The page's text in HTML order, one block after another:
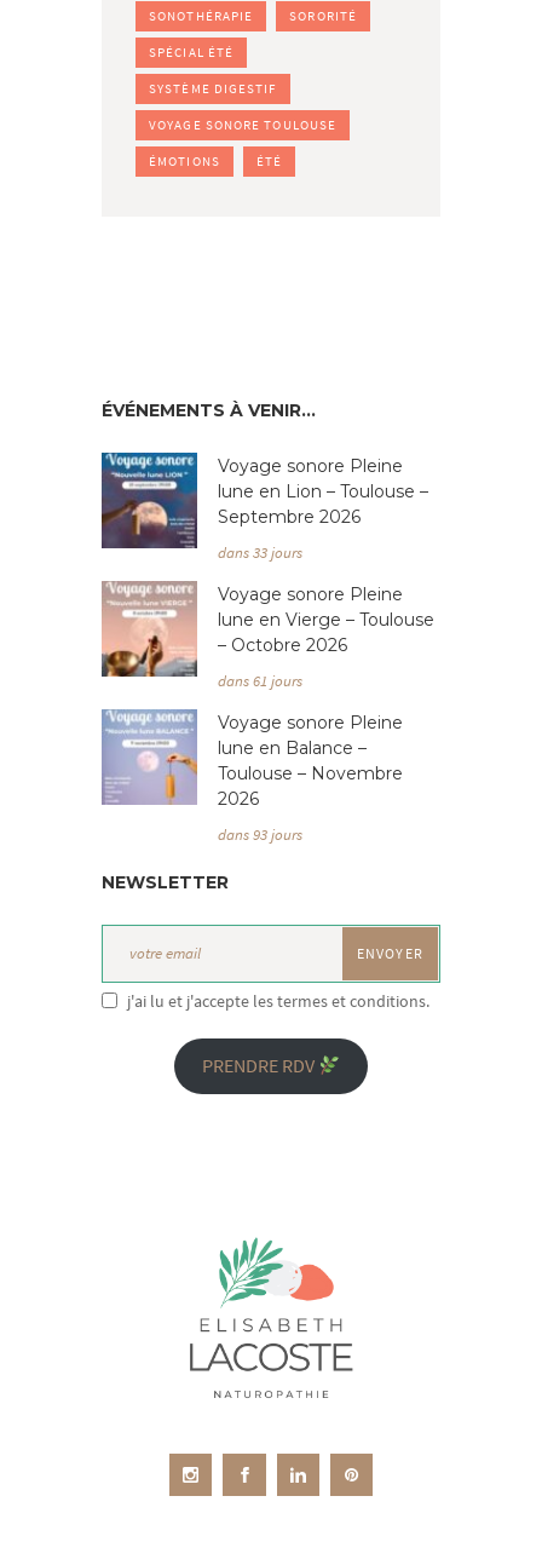
SONOTHÉRAPIE SORORITÉ
SPÉCIAL ÉTÉ
SYSTÈME DIGESTIF
VOYAGE SONORE TOULOUSE
ÉMOTIONS ÉTÉ
ÉVÉNEMENTS À VENIR…
Voyage sonore Pleine
lune en Lion – Toulouse –
Septembre 2026
dans 33 jours
Voyage sonore Pleine
lune en Vierge – Toulouse
– Octobre 2026
dans 61 jours
Voyage sonore Pleine
lune en Balance –
Toulouse – Novembre
2026
dans 93 jours
NEWSLETTER
j'ai lu et j'accepte les termes et conditions.
PRENDRE RDV